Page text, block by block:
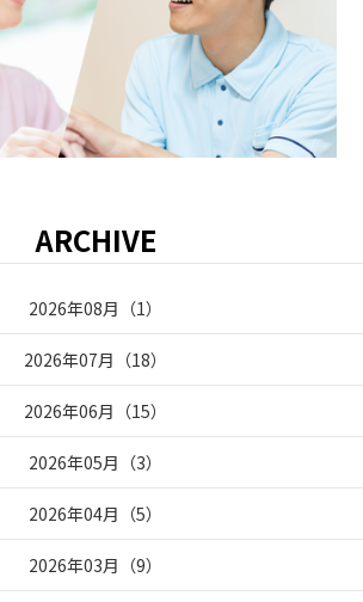
ARCHIVE
2026年08月 （1）
2026年07月 （18）
2026年06月 （15）
2026年05月 （3）
2026年04月 （5）
2026年03月 （9）